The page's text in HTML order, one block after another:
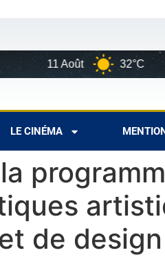
32°C 12 Août
LE CINÉMA
de